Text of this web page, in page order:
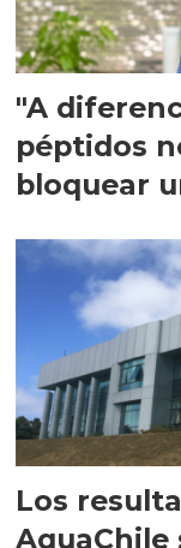
"A
péptidos
bloquear
Los